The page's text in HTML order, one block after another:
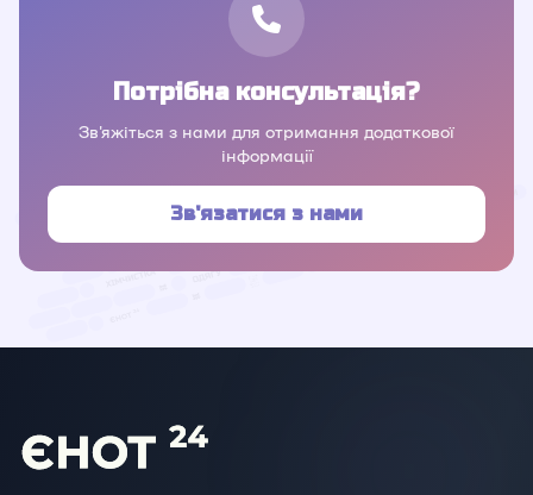
Потрібна консультація?
Зв'яжіться з нами для отримання додаткової
інформації
Зв'язатися з нами